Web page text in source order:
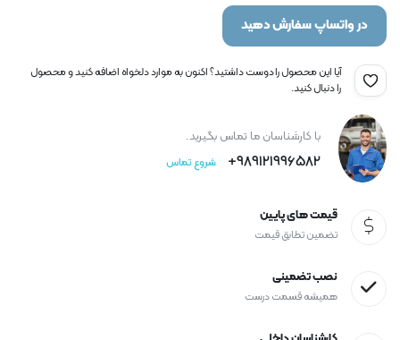
در واتساپ سفارش دهید
آیا این محصول را دوست داشتید؟ اکنون به موارد دلخواه اضافه کنید و محصول
را دنبال کنید.
با کارشناسان ما تماس بگیرید.
989121996582+ شروع تماس
قیمت های پایین
تضمین تطابق قیمت
نصب تضمینی
همیشه قسمت درست